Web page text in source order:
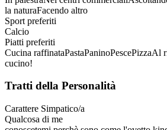
la naturaFacendo altro
Sport preferiti
Calcio
Piatti preferiti
Cucina raffinataPastaPaninoPescePizzaAl
cucino!
Tratti della Personalità
Carattere Simpatico/a
Qualcosa di me